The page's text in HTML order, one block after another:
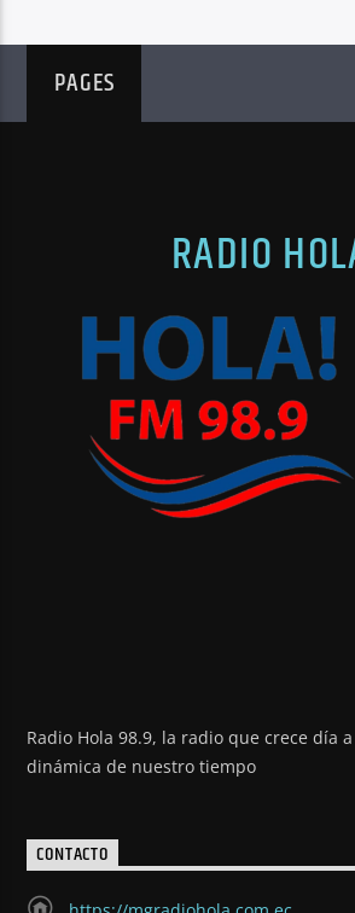
PAGES
RADIO
Radio Hola 98.9, la radio que crece día
dinámica de nuestro tiempo
CONTACTO